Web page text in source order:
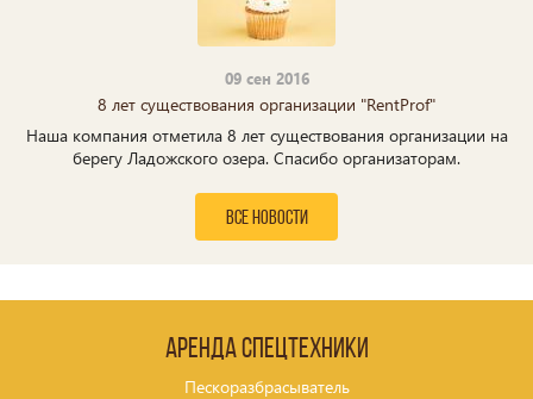
09 сен 2016
8 лет существования организации "RentProf"
Наша компания отметила 8 лет существования организации на
берегу Ладожского озера. Спасибо организаторам.
все новости
Аренда спецтехники
Пескоразбрасыватель